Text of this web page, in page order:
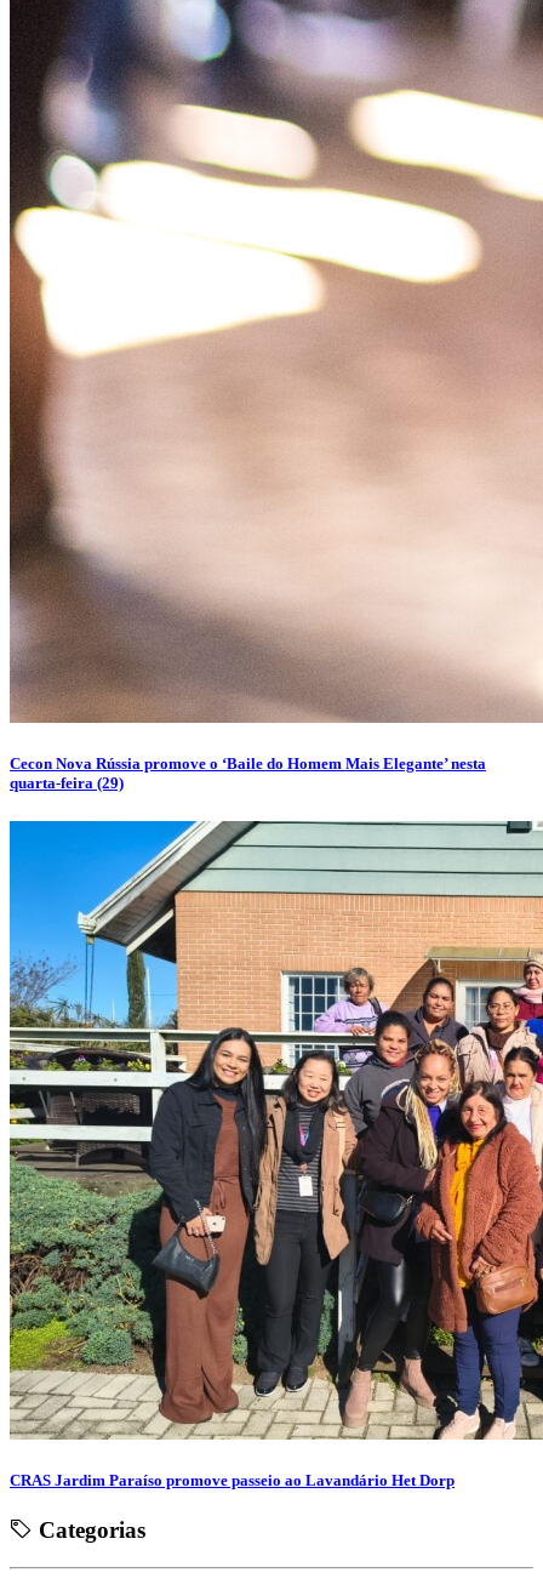
Cecon Nova Rússia promove o ‘Baile do Homem Mais Elegante’ nesta
quarta-feira (29)
CRAS Jardim Paraíso promove passeio ao Lavandário Het Dorp
Categorias